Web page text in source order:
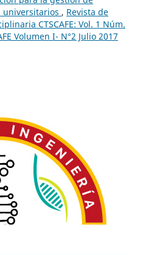
universitarios , Revista de
CTSCAFE: Vol. 1 Núm.
Volumen I- N°2 Julio 2017